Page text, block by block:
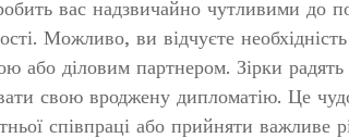
вас надзвичайно чутливими до
Можливо, ви відчуєте
або діловим партнером. Зірки
свою вроджену дипломатію. Це
співпраці або прийняти важливе